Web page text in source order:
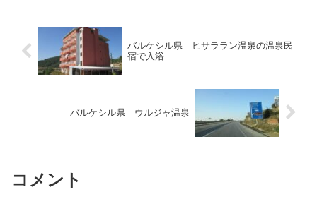
バルケシル県 ヒサララン温泉の温泉民
宿で入浴
バルケシル県 ウルジャ温泉
コメント